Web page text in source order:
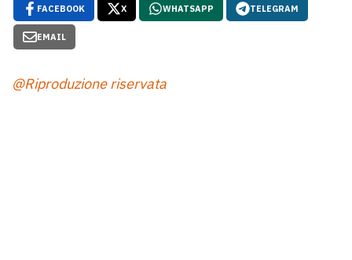
FACEBOOK X WHATSAPP TELEGRAM
EMAIL
@Riproduzione riservata